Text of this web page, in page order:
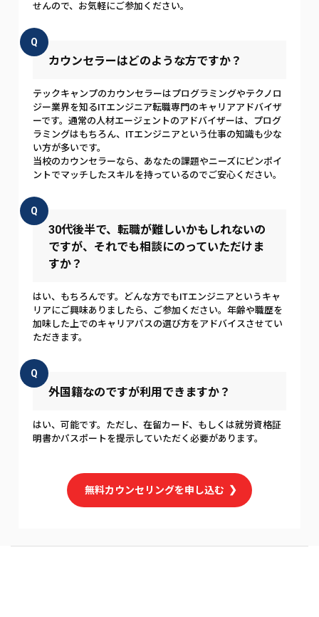
せんので、お気軽にご参加ください。
Q
カウンセラーはどのような方ですか？
テックキャンプのカウンセラーはプログラミングやテクノロ
ジー業界を知るITエンジニア転職専門のキャリアアドバイザ
ーです。通常の人材エージェントのアドバイザーは、プログ
ラミングはもちろん、ITエンジニアという仕事の知識も少な
い方が多いです。
当校のカウンセラーなら、あなたの課題やニーズにピンポイ
ントでマッチしたスキルを持っているのでご安心ください。
Q
30代後半で、転職が難しいかもしれないの
ですが、それでも相談にのっていただけま
すか？
はい、もちろんです。どんな方でもITエンジニアというキャ
リアにご興味ありましたら、ご参加ください。年齢や職歴を
加味した上でのキャリアパスの選び方をアドバイスさせてい
ただきます。
Q
外国籍なのですが利用できますか？
はい、可能です。ただし、在留カード、もしくは就労資格証
明書かパスポートを提示していただく必要があります。
無料カウンセリングを申し込む